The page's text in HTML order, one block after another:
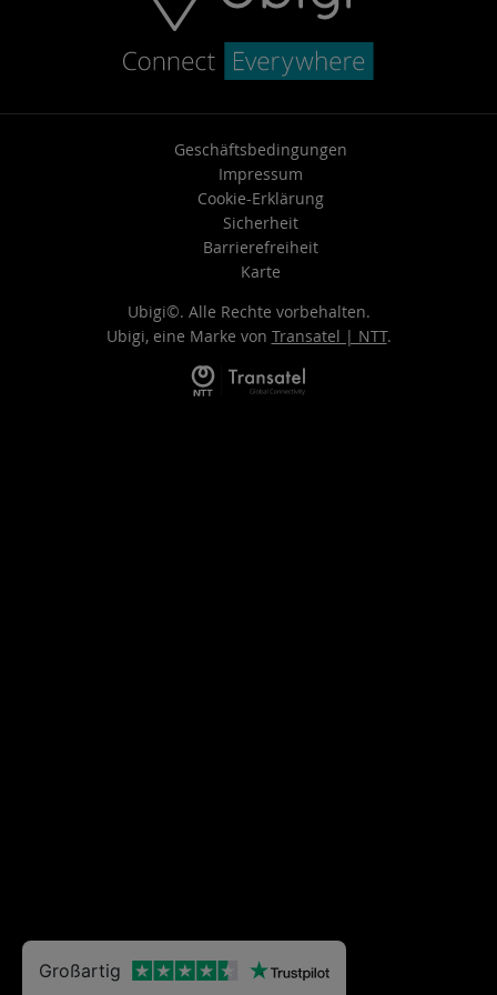
Geschäftsbedingungen
Impressum
Cookie-Erklärung
Sicherheit
Barrierefreiheit
Karte
Ubigi©. Alle Rechte vorbehalten.
Ubigi, eine Marke von Transatel | NTT.
Großartig